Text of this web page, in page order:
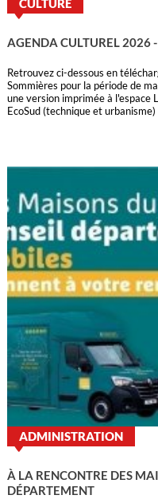
AGENDA CULTUREL 2026
Retrouvez ci-dessous en
Sommières pour la période de
une version imprimée à l'espace
EcoSud (technique et
ADMINISTRATION
À LA RENCONTRE DES
DÉPARTEMENT